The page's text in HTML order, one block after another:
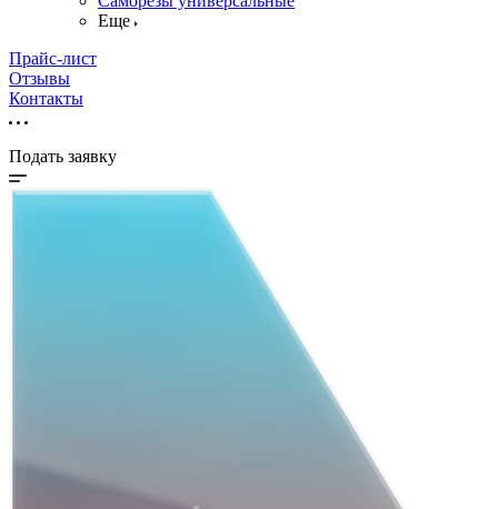
Еще
Прайс-лист
Отзывы
Контакты
Подать заявку